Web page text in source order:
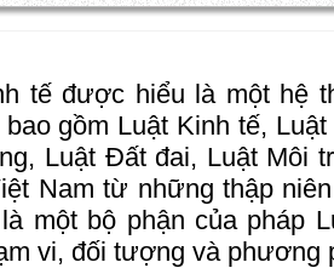
tế được hiểu là một hệ
gồm Luật Kinh tế,
Luật Đất đai, Luật Môi
Nam từ những thập
một bộ phận của pháp
vi, đối tượng và phương